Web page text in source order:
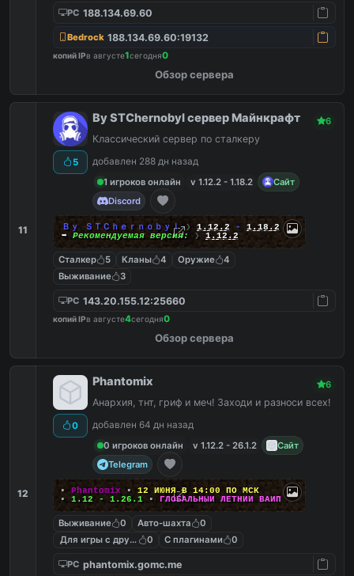
PC 188.134.69.60
Bedrock 188.134.69.60:19132
копий IPв августе1сегодня0
Обзор сервера
11
5
By STChernobyl сервер Майнкрафт 6
Классический сервер по сталкеру
добавлен 288 дн назад
1 игроков онлайн
v 1.12.2 - 1.18.2
Сайт
Discord
Ｂｙ ＳＴＣｈｅｒｎｏｂｙｌ ❯ 1.12.2 - 1.18.2
➥ Рекомендуемая версия: ❯ 1.12.2
Сталкер 5 Кланы 4 Оружие
4
Выживание
3
PC 143.20.155.12:25660
копий IPв августе4сегодня0
Обзор сервера
12
0
Phantomix 6
Анархия, тнт, гриф и меч! Заходи и разноси всех!
добавлен 64 дн назад
0 игроков онлайн
v 1.12.2 - 26.1.2
Сайт
Telegram
▪ Phantomix ▪ 12 ИЮНЯ В 14:00 ПО МСК
▪ 1.12 - 1.26.1 ▪ ГЛОБАЛЬНЫЙ ЛЕТНИЙ ВАЙП
Выживание 0 Авто-шахта
0
Для игры с другом0 С плагинами 0
PC phantomix.gomc.me